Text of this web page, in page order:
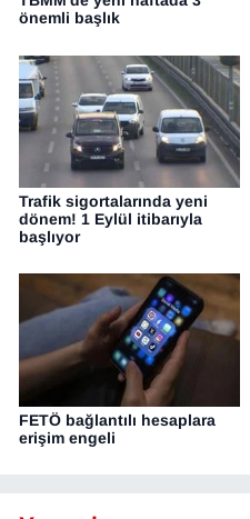
önemli başlık
Trafik sigortalarında yeni
dönem! 1 Eylül itibarıyla
başlıyor
FETÖ bağlantılı hesaplara
erişim engeli